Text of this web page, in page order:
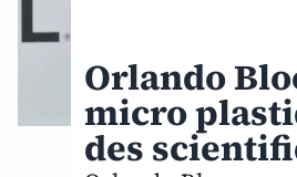
Orlando
micro
des